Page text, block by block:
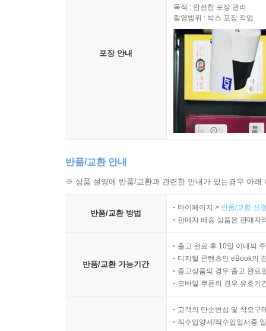
배가 고픈데도 아무것도 먹지 않는 것은 물론
멈추기는커녕 스쿼트, 다리들기, 팔벌려뛰기를
수법 등이 세밀하게 등장한다.
입원 생활에서 벌어진 다양한 일들도 상세히 묘
것 그대로 보여준다. ‘먹기만 하면 모든 것이 해
회유가, 다른 한쪽에서는 먹지 않기 위한 환자들
프리먼은 자신의 이야기가 꽤 ‘전형적’인 사례
실음으로써 보다 다양하고 입체적인 거식증 당사
또한 섭식장애 전문가와 의사, 상담사와 나눈 인
끝내 회복한 그가 남긴 이야기
프리먼은 “거식증은 분명 나의 본질”이었으며
회복한다. 거식증 환자 중 회복하는 사람은 절
포장 안내
목적 : 안전한 포장 관리
촬영범위 : 박스 포장 작업
반품/교환 안내
※ 상품 설명에 반품/교환과 관련한 안내가 있는경우 아
반품/교환 방법
마이페이지 > 반품/교환 신
판매자 배송 상품은 판매자
반품/교환 가능기간
출고 완료 후 10일 이내의
디지털 콘텐츠인 eBook의
중고상품의 경우 출고 완료
모바일 쿠폰의 경우 유효기
고객의 단순변심 및 착오구
직수입양서/직수입일서중